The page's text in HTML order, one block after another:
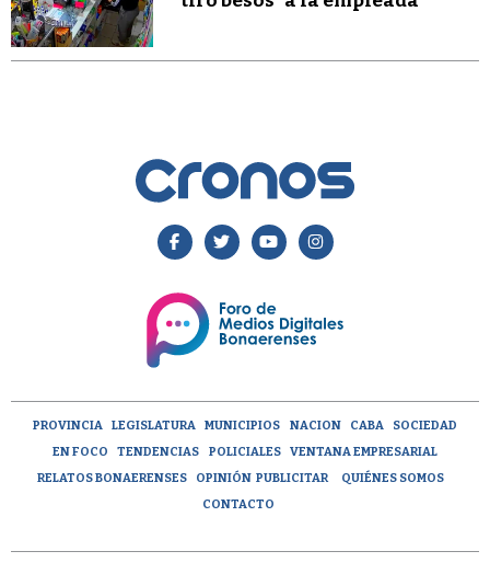
PROVINCIA LEGISLATURA MUNICIPIOS NACION CABA
SOCIEDAD
EN FOCO
TENDENCIAS POLICIALES
VENTANA EMPRESARIAL
RELATOS BONAERENSES
OPINIÓN PUBLICITAR
QUIÉNES SOMOS
CONTACTO